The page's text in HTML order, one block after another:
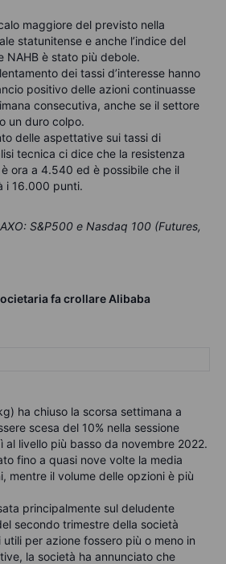
maggiore del previsto nella
statunitense e anche l’indice del
NAHB è stato più debole.
dei tassi d’interesse hanno
positivo delle azioni continuasse
consecutiva, anche se il settore
un duro colpo.
delle aspettative sui tassi di
tecnica ci dice che la resistenza
è ora a 4.540 ed è possibile che il
i 16.000 punti.
S&P500 e Nasdaq 100 (Futures,
fa crollare Alibaba
ha chiuso la scorsa settimana a
scesa del 10% nella sessione
al livello più basso da novembre 2022.
fino a quasi nove volte la media
mentre il volume delle opzioni è più
principalmente sul deludente
secondo trimestre della società
per azione fossero più o meno in
la società ha annunciato che